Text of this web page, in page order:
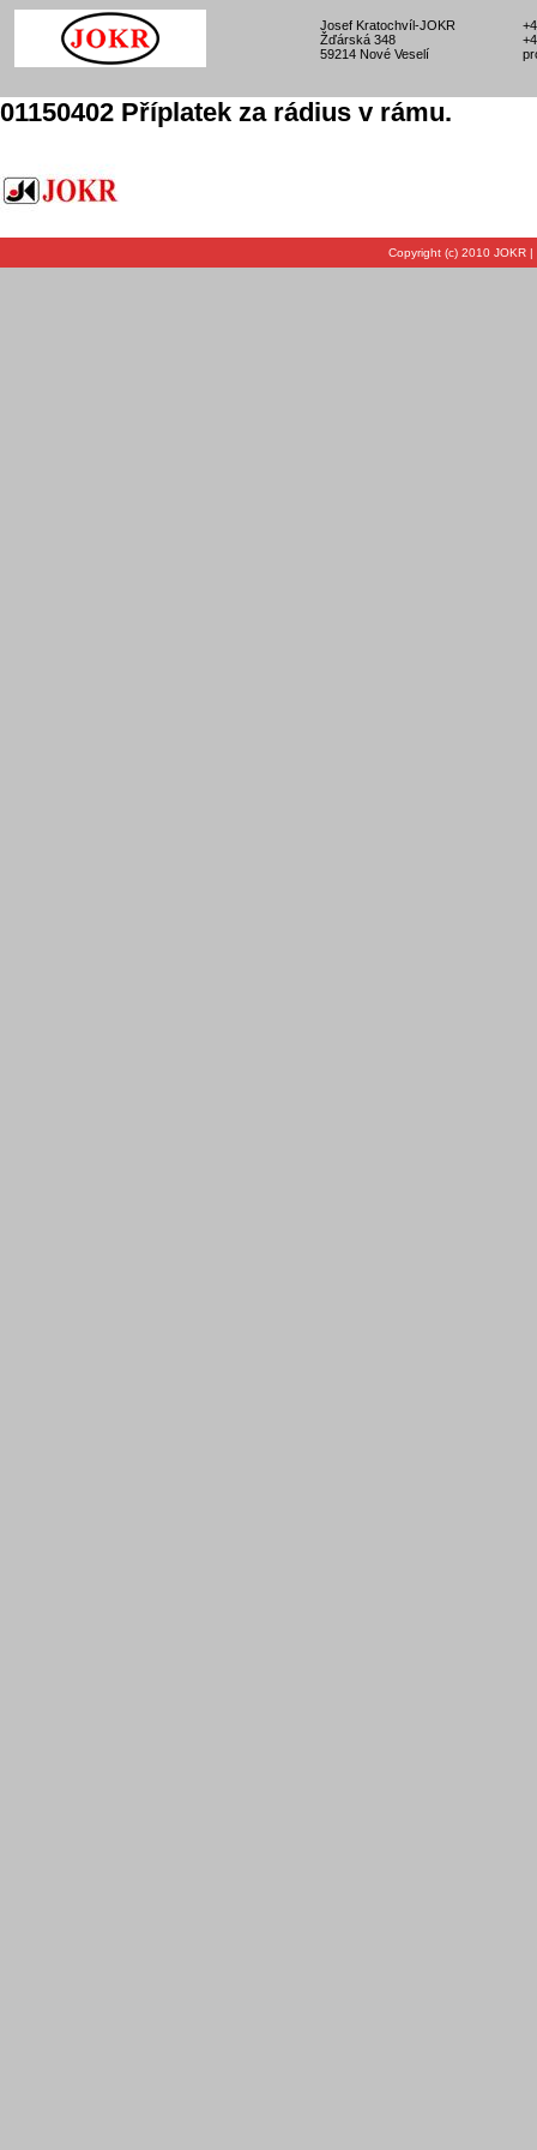
Josef Kratochvíl-JOKR
Žďárská 348
59214 Nové Veselí
01150402 Příplatek za rádius v rámu.
Copyright (c) 2010 JOKR